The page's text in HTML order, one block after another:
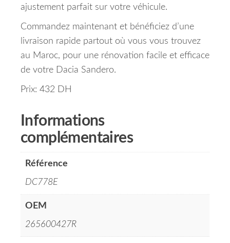
ajustement parfait sur votre véhicule.
Commandez maintenant et bénéficiez d’une
livraison rapide partout où vous vous trouvez
au Maroc, pour une rénovation facile et efficace
de votre Dacia Sandero.
Prix: 432 DH
Informations
complémentaires
Référence
DC778E
OEM
265600427R